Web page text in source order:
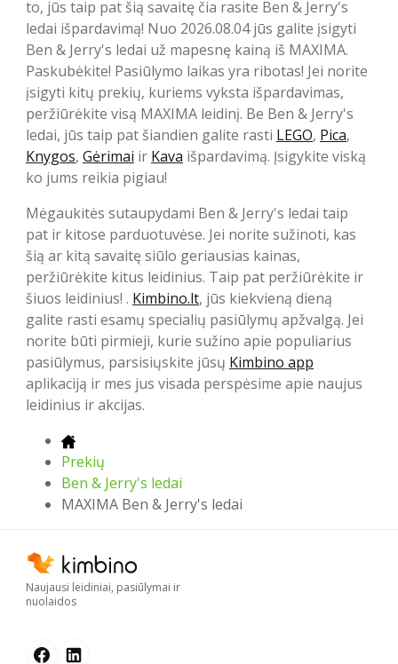
to, jūs taip pat šią savaitę čia rasite Ben & Jerry's
ledai išpardavimą! Nuo 2026.08.04 jūs galite įsigyti
Ben & Jerry's ledai už mapesnę kainą iš MAXIMA.
Paskubėkite! Pasiūlymo laikas yra ribotas! Jei norite
įsigyti kitų prekių, kuriems vyksta išpardavimas,
peržiūrėkite visą MAXIMA leidinį. Be Ben & Jerry's
ledai, jūs taip pat šiandien galite rasti LEGO, Pica,
Knygos, Gėrimai ir Kava išpardavimą. Įsigykite viską
ko jums reikia pigiau!
Mėgaukitės sutaupydami Ben & Jerry's ledai taip
pat ir kitose parduotuvėse. Jei norite sužinoti, kas
šią ar kitą savaitę siūlo geriausias kainas,
peržiūrėkite kitus leidinius. Taip pat peržiūrėkite ir
šiuos leidinius! . Kimbino.lt, jūs kiekvieną dieną
galite rasti esamų specialių pasiūlymų apžvalgą. Jei
norite būti pirmieji, kurie sužino apie populiarius
pasiūlymus, parsisiųskite jūsų Kimbino app
aplikaciją ir mes jus visada perspėsime apie naujus
leidinius ir akcijas.
Prekių
Ben & Jerry's ledai
MAXIMA Ben & Jerry's ledai
Naujausi leidiniai, pasiūlymai ir
nuolaidos